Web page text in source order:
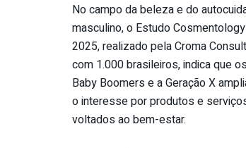
No campo da beleza e do
masculino, o Estudo Cosmentology
2025, realizado pela Croma
com 1.000 brasileiros, indica que
Baby Boomers e a Geração X
o interesse por produtos e
voltados ao bem-estar.